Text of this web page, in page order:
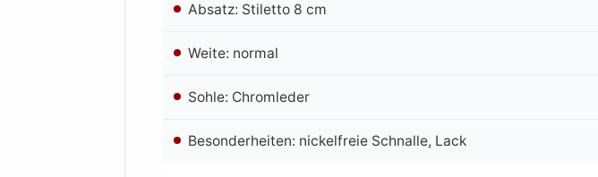
Absatz: Stiletto 8 cm
Weite: normal
Sohle: Chromleder
Besonderheiten: nickelfreie Schnalle, Lack